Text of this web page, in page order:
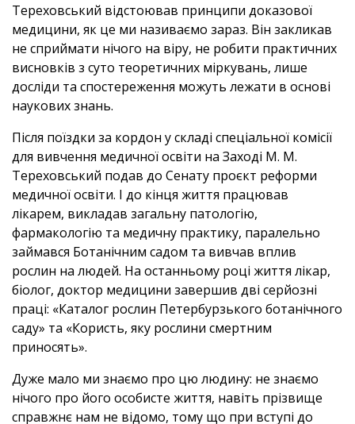
Тереховський відстоював принципи доказової
медицини, як це ми називаємо зараз. Він закликав
не сприймати нічого на віру, не робити практичних
висновків з суто теоретичних міркувань, лише
досліди та спостереження можуть лежати в основі
наукових знань.
Після поїздки за кордон у складі спеціальної комісії
для вивчення медичної освіти на Заході М. М.
Тереховський подав до Сенату проєкт реформи
медичної освіти. І до кінця життя працював
лікарем, викладав загальну патологію,
фармакологію та медичну практику, паралельно
займався Ботанічним садом та вивчав вплив
рослин на людей. На останньому році життя лікар,
біолог, доктор медицини завершив дві серйозні
праці: «Каталог рослин Петербурзького ботанічного
саду» та «Користь, яку рослини смертним
приносять».
Дуже мало ми знаємо про цю людину: не знаємо
нічого про його особисте життя, навіть прізвище
справжнє нам не відомо, тому що при вступі до